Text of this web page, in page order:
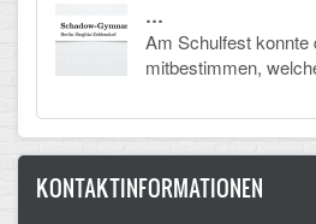
Umwahl 11. Kl.
Wahlfächer
TERMINE
…
Am Schulfest konnte
mitbestimmen,
KONTAKTINFORMATIONEN